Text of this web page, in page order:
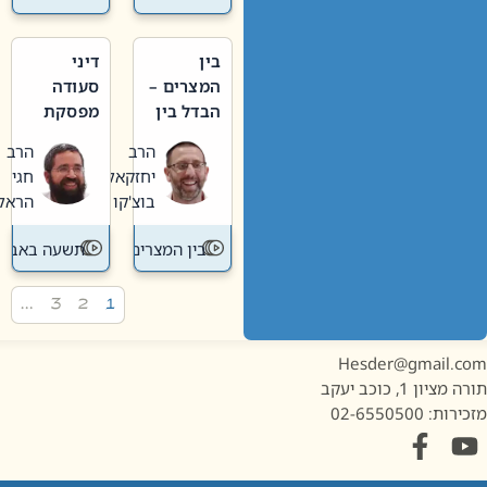
בין
המצרים –
הבדל בין
חדשה
לישנה
הרב
יחזקאל
בוצ'קו
בין המצרים
דיני
סעודה
מפסקת
תשעה
באב
הרב
חגי
הראל
תשעה באב
1, כוכב יעקב
02-6550500